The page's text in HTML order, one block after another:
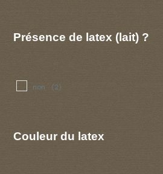
Présence de latex (lait) ?
non (2)
Couleur du latex